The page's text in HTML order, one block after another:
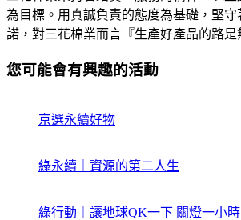
為目標。用真誠負責的態度為基礎，堅
諾，對三花棉業而言『生產好產品的路是
您可能會有興趣的活動
京選永續好物
綠永續｜資源的第二人生
綠行動｜讓地球QK一下 關燈一小時